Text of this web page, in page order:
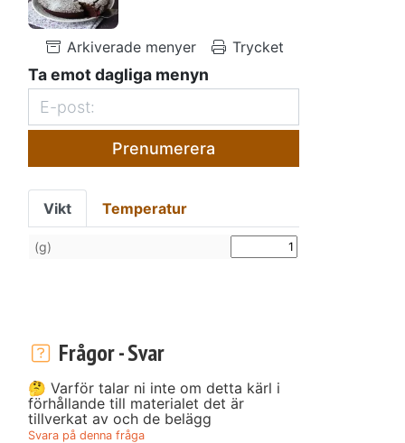
Arkiverade menyer Trycket
Ta emot dagliga menyn
Prenumerera
Vikt Temperatur
(g)
Frågor - Svar
🤔 Varför talar ni inte om detta kärl i
förhållande till materialet det är
tillverkat av och de belägg
Svara på denna fråga